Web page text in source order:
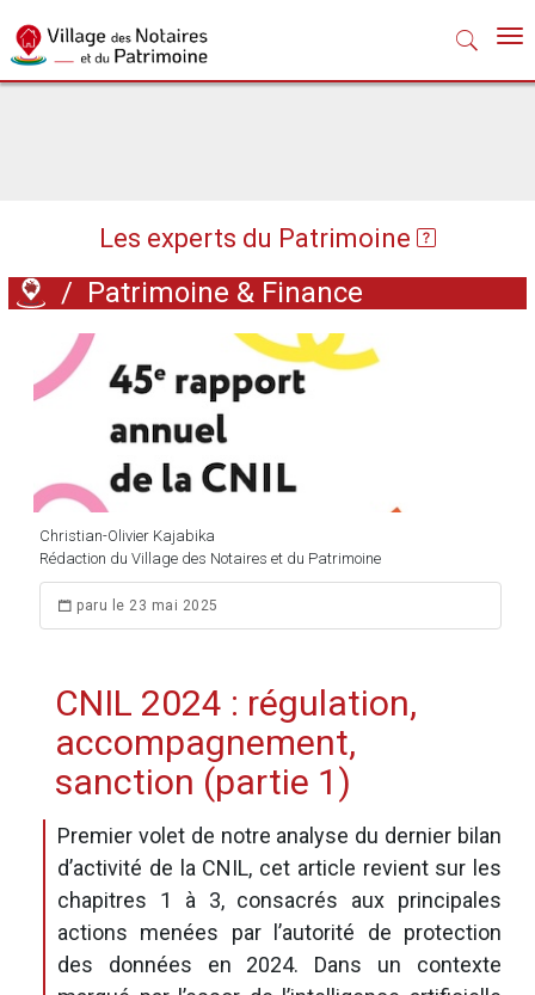
Les experts du Patrimoine
/ Patrimoine & Finance
Christian-Olivier Kajabika
Rédaction du Village des Notaires et du Patrimoine
paru le 23 mai 2025
CNIL 2024 : régulation,
accompagnement,
sanction (partie 1)
Premier volet de notre analyse du dernier bilan
d’activité de la CNIL, cet article revient sur les
chapitres 1 à 3, consacrés aux principales
actions menées par l’autorité de protection
des données en 2024. Dans un contexte